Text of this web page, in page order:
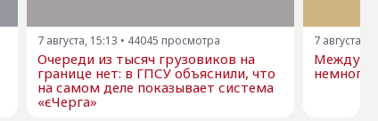
7 августа, 15:13 • 44045 просмотра
Очереди из тысяч грузовиков на
границе нет: в ГПСУ объяснили, что
на самом деле показывает система
«єЧерга»
7 августа,
немного